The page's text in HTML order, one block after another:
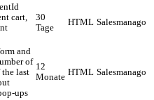
cart,
30
Tage
HTML Salesmanago
and
of
the last
ups
12
Monate HTML Salesmanago